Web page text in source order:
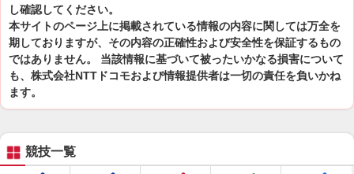
し確認してください。
本サイトのページ上に掲載されている情報の内容に関しては万全を
期しておりますが、その内容の正確性および安全性を保証するもの
ではありません。 当該情報に基づいて被ったいかなる損害について
も、株式会社NTTドコモおよび情報提供者は一切の責任を負いかね
ます。
競技一覧